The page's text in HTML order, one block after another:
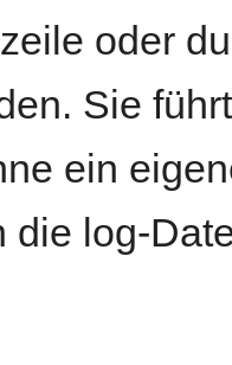
oder
Sie
ein
die log-